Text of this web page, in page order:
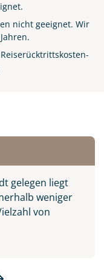
Sevan
nicht geeignet. Wir
gelegen liegt
weniger
von